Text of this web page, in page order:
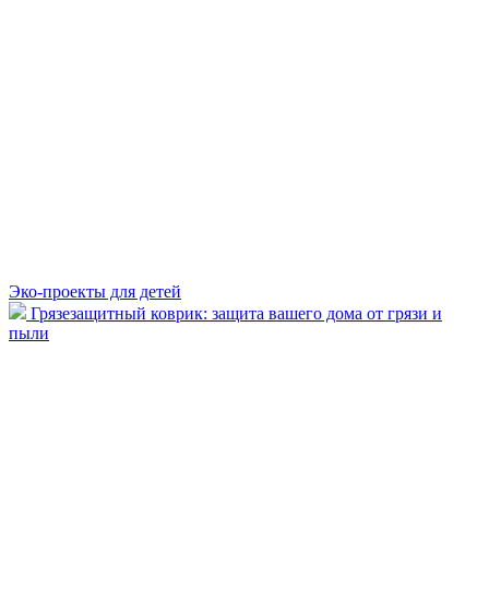
Эко-проекты для детей
Грязезащитный коврик: защита вашего дома от грязи и
пыли